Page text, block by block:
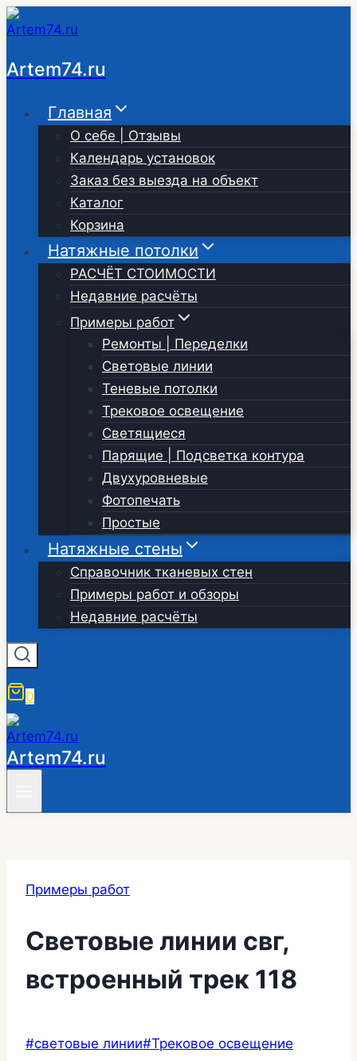
Перейти
к
содержимому
Artem74.ru
Главная
О себе | Отзывы
Календарь установок
Заказ без выезда на объект
Каталог
Корзина
Натяжные потолки
РАСЧЁТ СТОИМОСТИ
Недавние расчёты
Примеры работ
Ремонты | Переделки
Световые линии
Теневые потолки
Трековое освещение
Светящиеся
Парящие | Подсветка контура
Двухуровневые
Фотопечать
Простые
Натяжные стены
Справочник тканевых стен
Примеры работ и обзоры
Недавние расчёты
0
Artem74.ru
Примеры работ
Световые линии свг,
встроенный трек 118
Метки
#световые линии#Трековое освещение